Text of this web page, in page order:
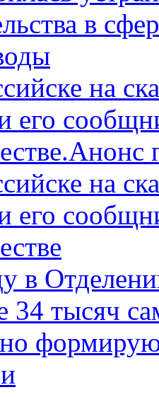
в
на
его
на
его
в
34 тысяч